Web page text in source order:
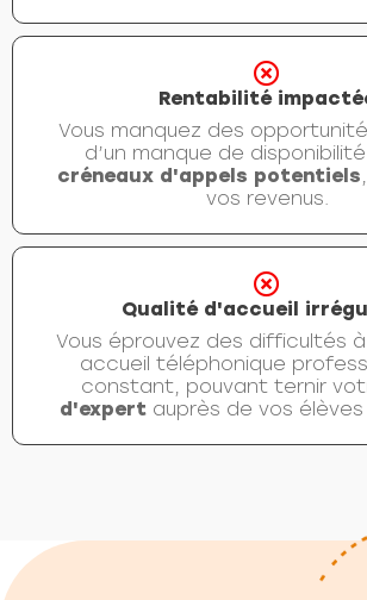
Rentabilité
Vous manquez des
d’un manque de
créneaux d'appels potentiels
vos revenus.
Qualité d'accueil
Vous éprouvez des difficultés
accueil téléphonique
constant, pouvant ternir
d'expertauprès de vos